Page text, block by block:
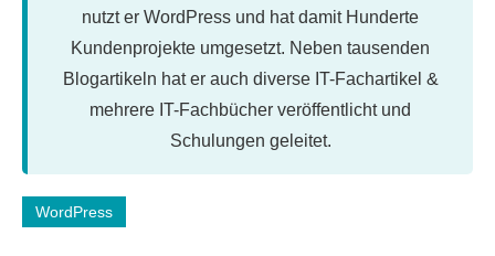
nutzt er WordPress und hat damit Hunderte
Kundenprojekte umgesetzt. Neben tausenden
Blogartikeln hat er auch diverse IT-Fachartikel &
mehrere IT-Fachbücher veröffentlicht und
Schulungen geleitet.
Schlagwörter:
WordPress